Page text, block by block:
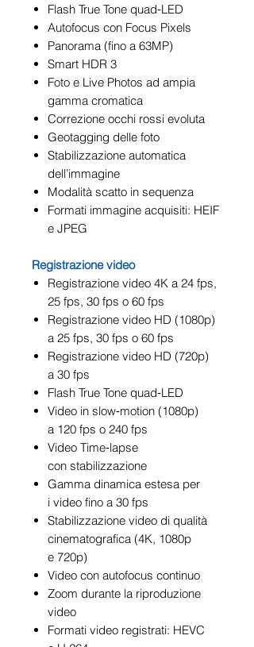
Flash True Tone quad‑LED
Autofocus con Focus Pixels
Panorama (fino a 63MP)
Smart HDR 3
Foto e Live Photos ad ampia
gamma cromatica
Correzione occhi rossi evoluta
Geotagging delle foto
Stabilizzazione automatica
dell’immagine
Modalità scatto in sequenza
Formati immagine acquisiti: HEIF
e JPEG
Registrazione video
Registrazione video 4K a 24 fps,
25 fps, 30 fps o 60 fps
Registrazione video HD (1080p)
a 25 fps, 30 fps o 60 fps
Registrazione video HD (720p)
a 30 fps
Flash True Tone quad‑LED
Video in slow‑motion (1080p)
a 120 fps o 240 fps
Video Time‑lapse
con stabilizzazione
Gamma dinamica estesa per
i video fino a 30 fps
Stabilizzazione video di qualità
cinematografica (4K, 1080p
e 720p)
Video con autofocus continuo
Zoom durante la riproduzione
video
Formati video registrati: HEVC